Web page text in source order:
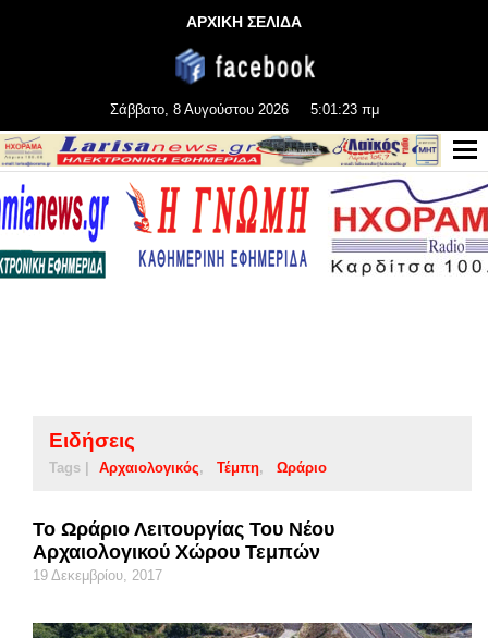
ΑΡΧΙΚΗ ΣΕΛΙΔΑ
Σάββατο, 8 Αυγούστου 2026 5:01:23 πμ
Ειδήσεις
Tags | Αρχαιολογικός Τέμπη Ωράριο
Το Ωράριο Λειτουργίας Του Νέου
Αρχαιολογικού Χώρου Τεμπών
19 Δεκεμβρίου, 2017